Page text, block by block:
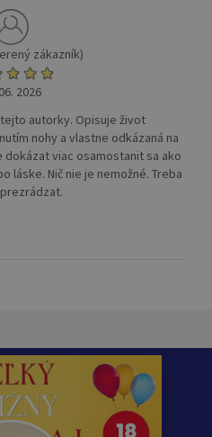
zákazník)
2026
autorky. Opisuje život
nohy a vlastne odkázaná na
viac osamostanit sa ako
láske. Nič nie je nemožné. Treba